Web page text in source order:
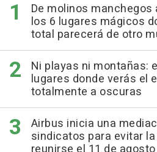
De molinos
los 6 lugares mágicos
total parecerá de otro
Ni playas ni montañas:
lugares donde verás el
totalmente a oscuras
Airbus inicia una
sindicatos para evitar